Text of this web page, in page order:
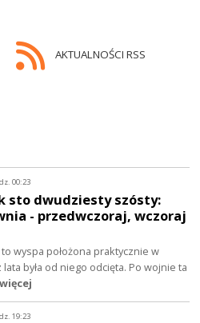
AKTUALNOŚCI RSS
00:23
sto dwudziesty szósty:
- przedwczoraj, wczoraj
wyspa położona praktycznie w
była od niego odcięta. Po wojnie ta
19:23